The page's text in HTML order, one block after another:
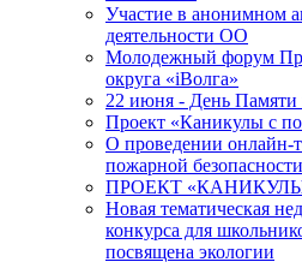
Участие в анонимном
деятельности ОО
Молодежный форум
округа «iВолга»
22 июня - День Памяти
Проект «Каникулы с
О проведении онлайн-
пожарной безопасности
ПРОЕКТ
Новая тематическая
конкурса для
посвящена экологии